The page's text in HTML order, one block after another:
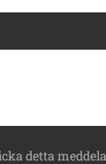
detta